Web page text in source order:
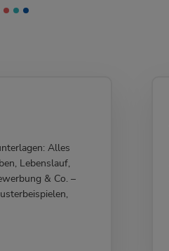
Alles
Lebenslauf,
& Co. –